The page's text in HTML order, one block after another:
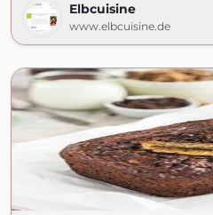
Elbcuisine
www.elbcuisine.de